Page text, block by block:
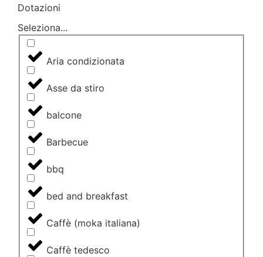
Dotazioni
Seleziona...
Aria condizionata
Asse da stiro
balcone
Barbecue
bbq
bed and breakfast
Caffè (moka italiana)
Caffè tedesco